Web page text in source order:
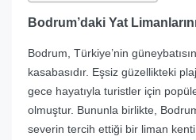
Bodrum’daki Yat
Bodrum, Türkiye’nin
kasabasıdır. Eşsiz güzellikteki
gece hayatıyla turistler için
olmuştur. Bununla birlikte,
severin tercih ettiği bir liman